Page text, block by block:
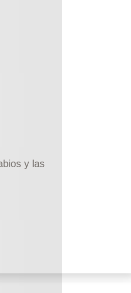
y las